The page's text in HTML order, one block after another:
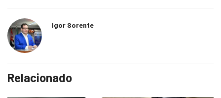
Igor Sorente
Relacionado